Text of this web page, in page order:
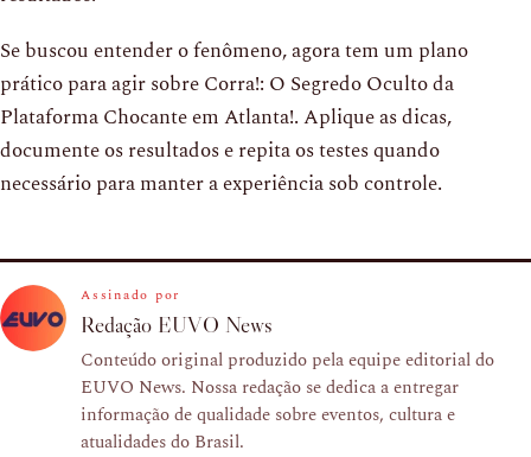
Se buscou entender o fenômeno, agora tem um plano
prático para agir sobre Corra!: O Segredo Oculto da
Plataforma Chocante em Atlanta!. Aplique as dicas,
documente os resultados e repita os testes quando
necessário para manter a experiência sob controle.
Assinado por
Redação EUVO News
Conteúdo original produzido pela equipe editorial do
EUVO News. Nossa redação se dedica a entregar
informação de qualidade sobre eventos, cultura e
atualidades do Brasil.